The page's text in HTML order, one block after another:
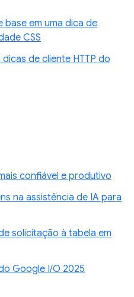
base em uma dica de
CSS
de cliente HTTP do
confiável e produtivo
na assistência de IA para
solicitação à tabela em
Google I/O 2025